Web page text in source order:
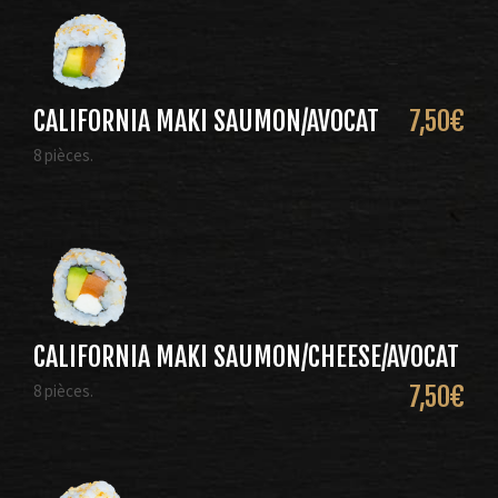
CALIFORNIA MAKI SAUMON/AVOCAT 7,50€
8 pièces.
CALIFORNIA MAKI SAUMON/CHEESE/AVOCAT
7,50€
8 pièces.